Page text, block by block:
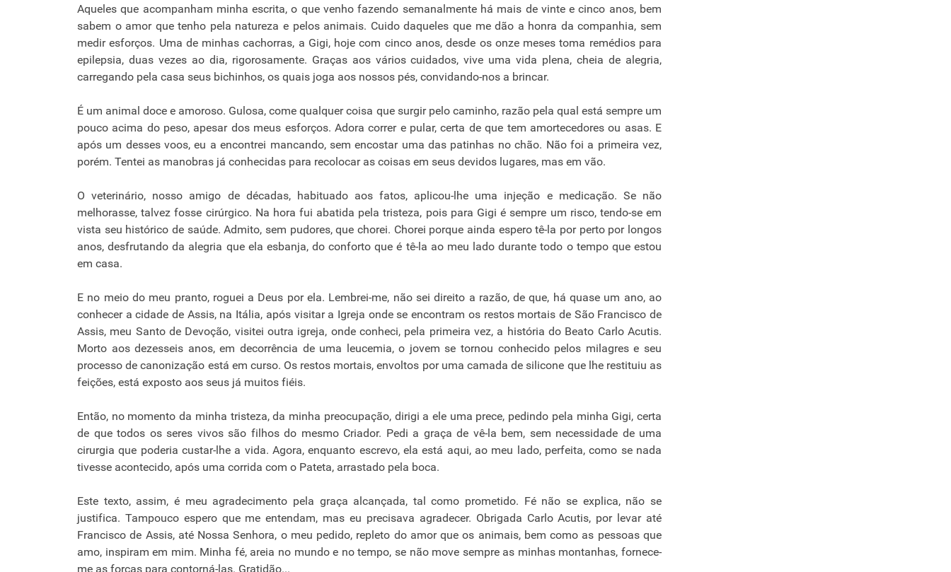
Aqueles que acompanham minha escrita, o que venho fazendo semanalmente há mais de vinte e cinco anos, bem
sabem o amor que tenho pela natureza e pelos animais. Cuido daqueles que me dão a honra da companhia, sem
medir esforços. Uma de minhas cachorras, a Gigi, hoje com cinco anos, desde os onze meses toma remédios para
epilepsia, duas vezes ao dia, rigorosamente. Graças aos vários cuidados, vive uma vida plena, cheia de alegria,
carregando pela casa seus bichinhos, os quais joga aos nossos pés, convidando-nos a brincar.
É um animal doce e amoroso. Gulosa, come qualquer coisa que surgir pelo caminho, razão pela qual está sempre um
pouco acima do peso, apesar dos meus esforços. Adora correr e pular, certa de que tem amortecedores ou asas. E
após um desses voos, eu a encontrei mancando, sem encostar uma das patinhas no chão. Não foi a primeira vez,
porém. Tentei as manobras já conhecidas para recolocar as coisas em seus devidos lugares, mas em vão.
O veterinário, nosso amigo de décadas, habituado aos fatos, aplicou-lhe uma injeção e medicação. Se não
melhorasse, talvez fosse cirúrgico. Na hora fui abatida pela tristeza, pois para Gigi é sempre um risco, tendo-se em
vista seu histórico de saúde. Admito, sem pudores, que chorei. Chorei porque ainda espero tê-la por perto por longos
anos, desfrutando da alegria que ela esbanja, do conforto que é tê-la ao meu lado durante todo o tempo que estou
em casa.
E no meio do meu pranto, roguei a Deus por ela. Lembrei-me, não sei direito a razão, de que, há quase um ano, ao
conhecer a cidade de Assis, na Itália, após visitar a Igreja onde se encontram os restos mortais de São Francisco de
Assis, meu Santo de Devoção, visitei outra igreja, onde conheci, pela primeira vez, a história do Beato Carlo Acutis.
Morto aos dezesseis anos, em decorrência de uma leucemia, o jovem se tornou conhecido pelos milagres e seu
processo de canonização está em curso. Os restos mortais, envoltos por uma camada de silicone que lhe restituiu as
feições, está exposto aos seus já muitos fiéis.
Então, no momento da minha tristeza, da minha preocupação, dirigi a ele uma prece, pedindo pela minha Gigi, certa
de que todos os seres vivos são filhos do mesmo Criador. Pedi a graça de vê-la bem, sem necessidade de uma
cirurgia que poderia custar-lhe a vida. Agora, enquanto escrevo, ela está aqui, ao meu lado, perfeita, como se nada
tivesse acontecido, após uma corrida com o Pateta, arrastado pela boca.
Este texto, assim, é meu agradecimento pela graça alcançada, tal como prometido. Fé não se explica, não se
justifica. Tampouco espero que me entendam, mas eu precisava agradecer. Obrigada Carlo Acutis, por levar até
Francisco de Assis, até Nossa Senhora, o meu pedido, repleto do amor que os animais, bem como as pessoas que
amo, inspiram em mim. Minha fé, areia no mundo e no tempo, se não move sempre as minhas montanhas, fornece-
me as forças para contorná-las. Gratidão...